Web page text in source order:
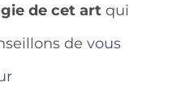
de cet art qui
de vous